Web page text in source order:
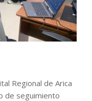
Regional de Arica
de seguimiento